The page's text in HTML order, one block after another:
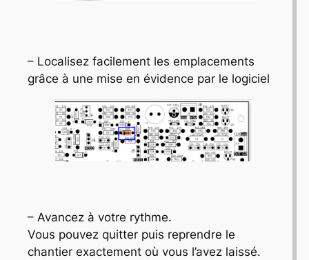
– Localisez facilement les emplacements
grâce à une mise en évidence par le logiciel
– Avancez à votre rythme.
Vous pouvez quitter puis reprendre le
chantier exactement où vous l’avez laissé.